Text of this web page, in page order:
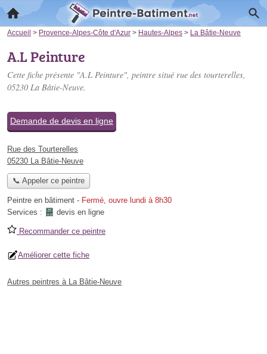
Accueil > Provence-Alpes-Côte d'Azur > Hautes-Alpes > La Bâtie-Neuve
A.L Peinture
Cette fiche présente "A.L Peinture", peintre situé rue des tourterelles,
05230 La Bâtie-Neuve.
Demande de devis en ligne
Rue des Tourterelles
05230 La Bâtie-Neuve
📞 Appeler ce peintre
Peintre en bâtiment - Fermé, ouvre lundi à 8h30
Services :
devis en ligne
Recommander ce peintre
Améliorer cette fiche
Autres peintres à La Bâtie-Neuve